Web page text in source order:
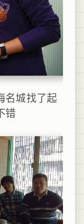
名城找了起
错